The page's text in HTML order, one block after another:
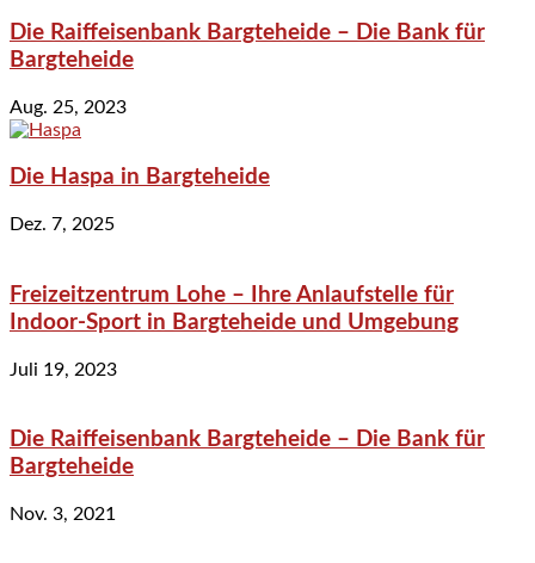
Die Raiffeisenbank Bargteheide – Die Bank für
Bargteheide
Aug. 25, 2023
Die Haspa in Bargteheide
Dez. 7, 2025
Freizeitzentrum Lohe – Ihre Anlaufstelle für
Indoor-Sport in Bargteheide und Umgebung
Juli 19, 2023
Die Raiffeisenbank Bargteheide – Die Bank für
Bargteheide
Nov. 3, 2021